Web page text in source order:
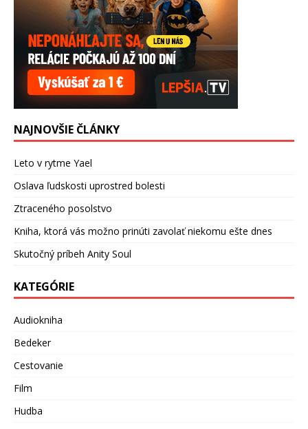
NAJNOVŠIE ČLÁNKY
Leto v rytme Yael
Oslava ľudskosti uprostred bolesti
Ztraceného posolstvo
Kniha, ktorá vás možno prinúti zavolať niekomu ešte dnes
Skutočný príbeh Anity Soul
KATEGÓRIE
Audiokniha
Bedeker
Cestovanie
Film
Hudba